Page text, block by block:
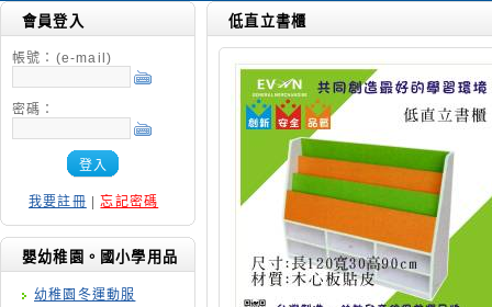
會員登入
帳號：(e-mail)
密碼：
登入
我要註冊 |忘記密碼
嬰幼稚園。國小學用品
幼稚園冬運動服
低直立書櫃